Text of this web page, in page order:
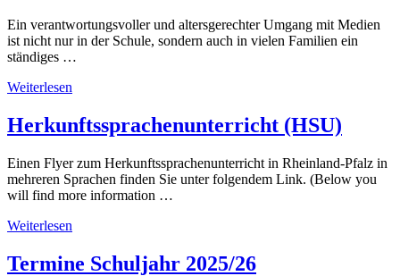
Ein verantwortungsvoller und altersgerechter Umgang mit Medien
ist nicht nur in der Schule, sondern auch in vielen Familien ein
ständiges …
Weiterlesen
Herkunftssprachenunterricht (HSU)
Einen Flyer zum Herkunftssprachenunterricht in Rheinland-Pfalz in
mehreren Sprachen finden Sie unter folgendem Link. (Below you
will find more information …
Weiterlesen
Termine Schuljahr 2025/26